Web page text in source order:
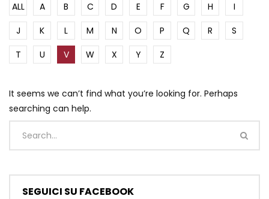
ALL A B C D E F G H
I
J
K L M N O P Q R
S
T
U V W X Y Z
It seems we can’t find what you’re looking for. Perhaps
searching can help.
SEGUICI SU FACEBOOK